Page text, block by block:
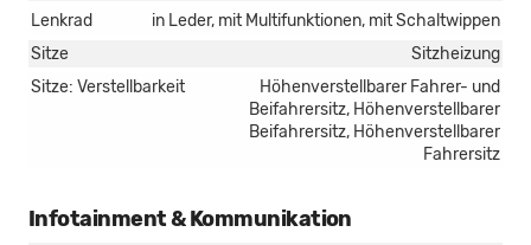
Lenkrad
in Leder, mit Multifunktionen, mit Schaltwippen
Sitze
Sitzheizung
Sitze: Verstellbarkeit
Höhenverstellbarer Fahrer- und
Beifahrersitz, Höhenverstellbarer
Beifahrersitz, Höhenverstellbarer
Fahrersitz
Infotainment & Kommunikation